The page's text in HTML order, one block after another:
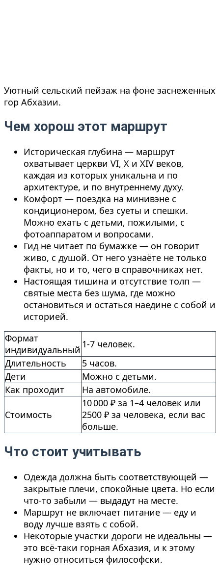
Уютный сельский пейзаж на фоне заснеженных
гор Абхазии.
Чем хорош этот маршрут
Историческая глубина — маршрут
охватывает церкви VI, X и XIV веков,
каждая из которых уникальна и по
архитектуре, и по внутреннему духу.
Комфорт — поездка на минивэне с
кондиционером, без суеты и спешки.
Можно ехать с детьми, пожилыми, с
фотоаппаратом и вопросами.
Гид не читает по бумажке — он говорит
живо, с душой. От него узнаёте не только
факты, но и то, чего в справочниках нет.
Настоящая тишина и отсутствие толп —
святые места без шума, где можно
остановиться и остаться наедине с собой и
историей.
Формат
индивидуальный 1-7 человек.
Длительность
5 часов.
Дети
Можно с детьми.
Как проходит
На автомобиле.
Стоимость
10 000 ₽ за 1–4 человек или
2500 ₽ за человека, если вас
больше.
Что стоит учитывать
Одежда должна быть соответствующей —
закрытые плечи, спокойные цвета. Но если
что-то забыли — выдадут на месте.
Маршрут не включает питание — еду и
воду лучше взять с собой.
Некоторые участки дороги не идеальны —
это всё-таки горная Абхазия, и к этому
нужно относиться философски.